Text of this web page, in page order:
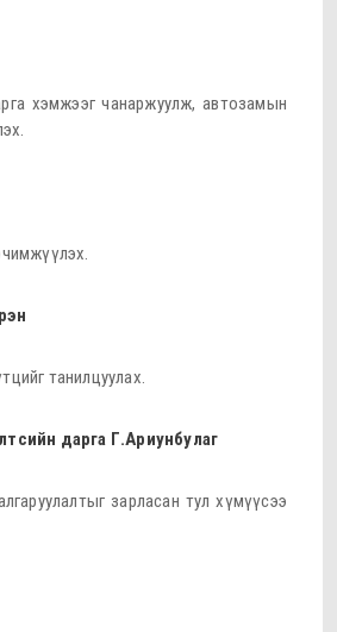
хэмжээг чанаржуулж, автозамын
танилцуулах.
дарга Г.Ариунбулаг
зарласан тул хүмүүсээ